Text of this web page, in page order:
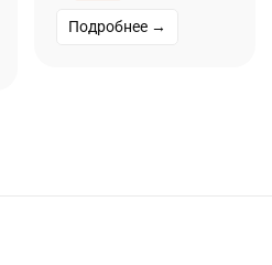
Подробнее →